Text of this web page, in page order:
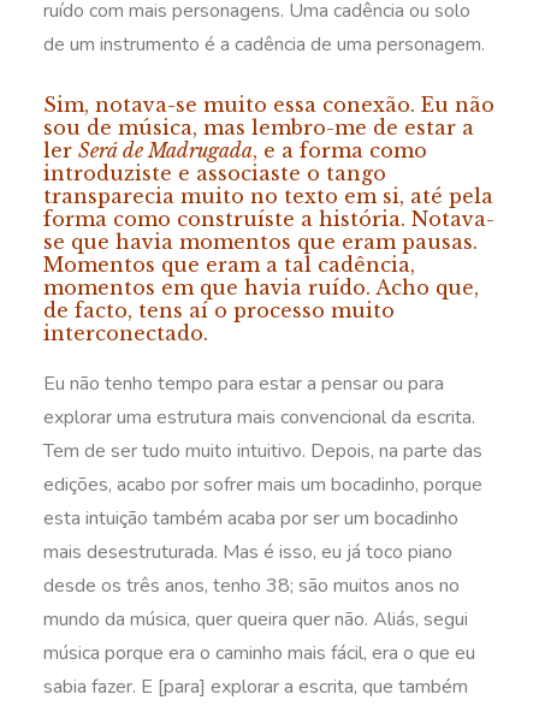
ruído com mais personagens. Uma cadência ou solo
de um instrumento é a cadência de uma personagem.
Sim, notava-se muito essa conexão. Eu não
sou de música, mas lembro-me de estar a
ler Será de Madrugada, e a forma como
introduziste e associaste o tango
transparecia muito no texto em si, até pela
forma como construíste a história. Notava-
se que havia momentos que eram pausas.
Momentos que eram a tal cadência,
momentos em que havia ruído. Acho que,
de facto, tens aí o processo muito
interconectado.
Eu não tenho tempo para estar a pensar ou para
explorar uma estrutura mais convencional da escrita.
Tem de ser tudo muito intuitivo. Depois, na parte das
edições, acabo por sofrer mais um bocadinho, porque
esta intuição também acaba por ser um bocadinho
mais desestruturada. Mas é isso, eu já toco piano
desde os três anos, tenho 38; são muitos anos no
mundo da música, quer queira quer não. Aliás, segui
música porque era o caminho mais fácil, era o que eu
sabia fazer. E [para] explorar a escrita, que também